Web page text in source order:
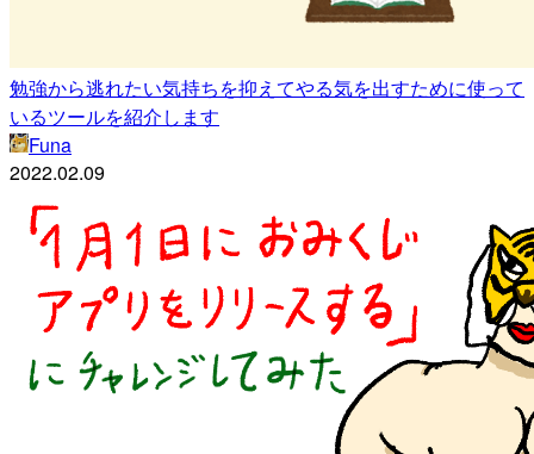
勉強から逃れたい気持ちを抑えてやる気を出すために使って
いるツールを紹介します
Funa
2022.02.09